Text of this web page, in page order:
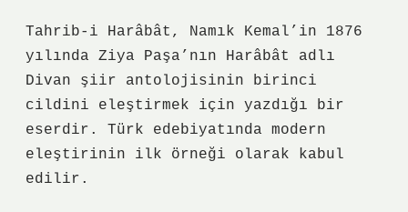
Tahrib-i Harâbât, Namık Kemal’in 1876
yılında Ziya Paşa’nın Harâbât adlı
Divan şiir antolojisinin birinci
cildini eleştirmek için yazdığı bir
eserdir. Türk edebiyatında modern
eleştirinin ilk örneği olarak kabul
edilir.